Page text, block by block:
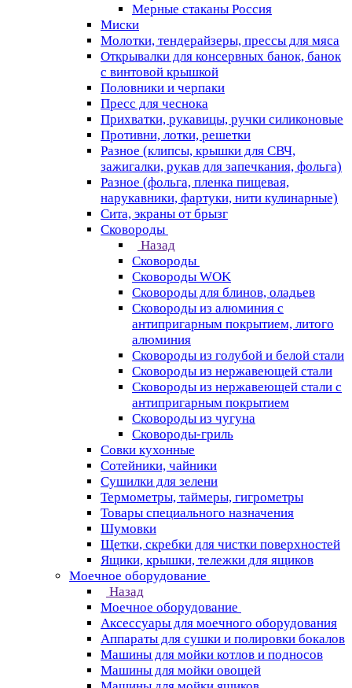
Мерные стаканы Россия
Миски
Молотки, тендерайзеры, прессы для мяса
Открывалки для консервных банок, банок
с винтовой крышкой
Половники и черпаки
Пресс для чеснока
Прихватки, рукавицы, ручки силиконовые
Противни, лотки, решетки
Разное (клипсы, крышки для СВЧ,
зажигалки, рукав для запечкания, фольга)
Разное (фольга, пленка пищевая,
нарукавники, фартуки, нити кулинарные)
Сита, экраны от брызг
Сковороды
Назад
Сковороды
Сковороды WOK
Сковороды для блинов, оладьев
Сковороды из алюминия с
антипригарным покрытием, литого
алюминия
Сковороды из голубой и белой стали
Сковороды из нержавеющей стали
Сковороды из нержавеющей стали с
антипригарным покрытием
Сковороды из чугуна
Сковороды-гриль
Совки кухонные
Сотейники, чайники
Сушилки для зелени
Термометры, таймеры, гигрометры
Товары специального назначения
Шумовки
Щетки, скребки для чистки поверхностей
Ящики, крышки, тележки для ящиков
Моечное оборудование
Назад
Моечное оборудование
Аксессуары для моечного оборудования
Аппараты для сушки и полировки бокалов
Машины для мойки котлов и подносов
Машины для мойки овощей